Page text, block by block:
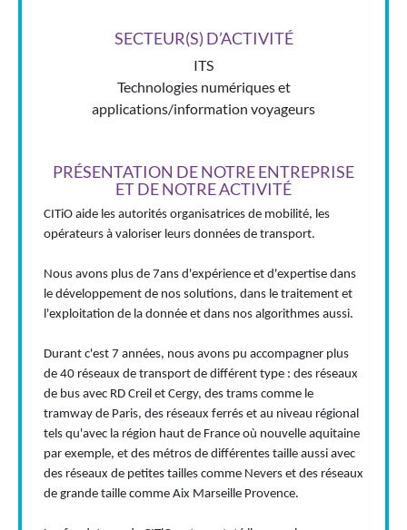
SECTEUR(S) D’ACTIVITÉ
ITS
Technologies numériques et
applications/information voyageurs
PRÉSENTATION DE NOTRE ENTREPRISE
ET DE NOTRE ACTIVITÉ
CITiO aide les autorités organisatrices de mobilité, les
opérateurs à valoriser leurs données de transport.
Nous avons plus de 7ans d'expérience et d'expertise dans
le développement de nos solutions, dans le traitement et
l'exploitation de la donnée et dans nos algorithmes aussi.
Durant c'est 7 années, nous avons pu accompagner plus
de 40 réseaux de transport de différent type : des réseaux
de bus avec RD Creil et Cergy, des trams comme le
tramway de Paris, des réseaux ferrés et au niveau régional
tels qu'avec la région haut de France où nouvelle aquitaine
par exemple, et des métros de différentes taille aussi avec
des réseaux de petites tailles comme Nevers et des réseaux
de grande taille comme Aix Marseille Provence.